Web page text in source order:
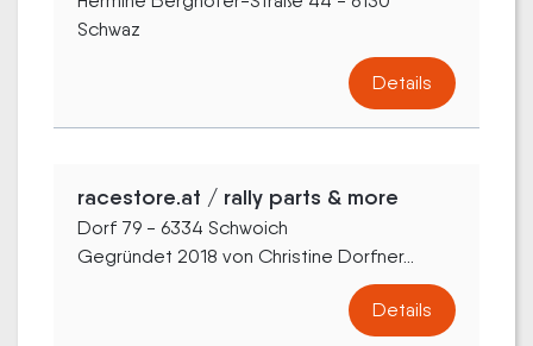
Schwaz
Details
racestore.at / rally parts & more
Dorf 79 - 6334 Schwoich
Gegründet 2018 von Christine Dorfner...
Details